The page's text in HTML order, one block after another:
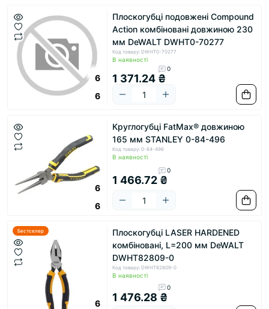
6
6
Плоскогубці подовжені Compound
Action комбіновані довжиною 230
мм DeWALT DWHT0-70277
Код товару: DWHT0-70277
В наявності
0
1 371.24 ₴
6
6
Круглогубці FatMax® довжиною
165 мм STANLEY 0-84-496
Код товару: 0-84-496
В наявності
0
1 466.72 ₴
Бестселер
6
Плоскогубці LASER HARDENED
комбіновані, L=200 мм DeWALT
DWHT82809-0
Код товару: DWHT82809-0
В наявності
0
1 476.28 ₴